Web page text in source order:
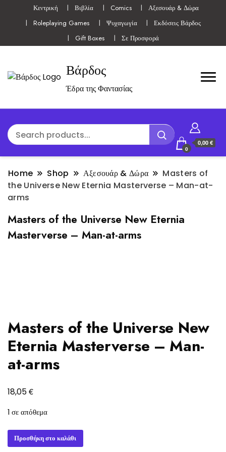
Κεντρική Βιβλία Comics
Αξεσουάρ & Δώρα
Roleplaying Games
Ψυχαγωγία
Εκδόσεις Βάρδος
Gift Boxes
Σε Προσφορά
Βάρδος
Έδρα της Φαντασίας
0
0,00 €
Home Shop Αξεσουάρ & Δώρα
Masters of
the Universe New Eternia Masterverse – Man-at-
arms
Masters of the Universe New Eternia
Masterverse – Man-at-arms
Masters of the Universe New
Eternia Masterverse – Man-
at-arms
18,05€
1 σε απόθεμα
Masters
of
Προσθήκη στο καλάθι